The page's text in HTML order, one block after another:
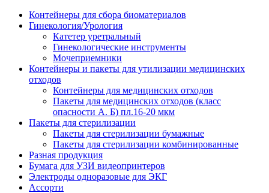
Контейнеры для сбора биоматериалов
Гинекология/Урология
Катетер уретральный
Гинекологические инструменты
Мочеприемники
Контейнеры и пакеты для утилизации медицинских
отходов
Контейнеры для медицинских отходов
Пакеты для медицинских отходов (класс
опасности А. Б) пл.16-20 мкм
Пакеты для стерилизации
Пакеты для стерилизации бумажные
Пакеты для стерилизации комбинированные
Разная продукция
Бумага для УЗИ видеопринтеров
Электроды одноразовые для ЭКГ
Ассорти